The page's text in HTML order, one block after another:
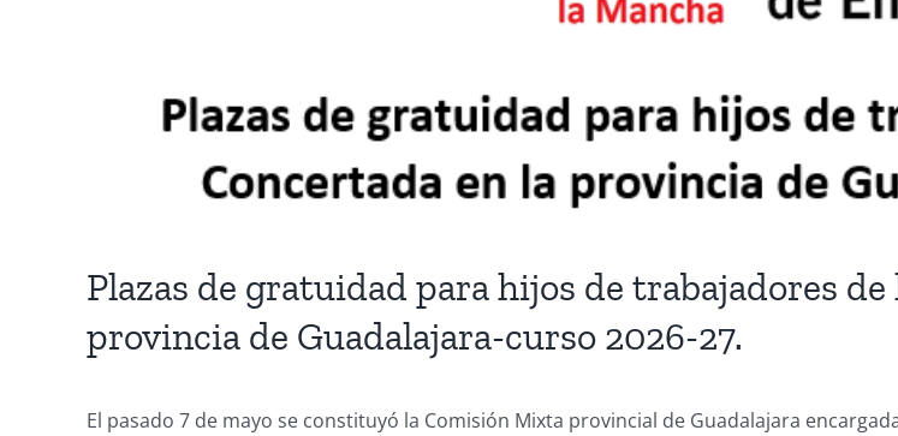
Plazas de gratuidad para hijos de trabajadores
provincia de Guadalajara-curso 2026-27.
El pasado 7 de mayo se constituyó la Comisión Mixta provincial de Guadalajara